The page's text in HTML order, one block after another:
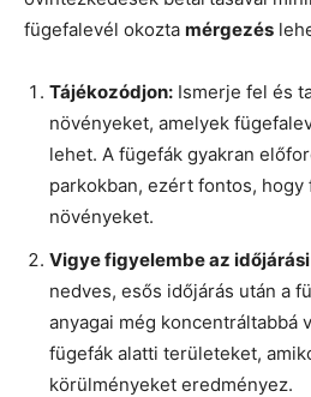
fügefalevél okozta mérgezés
Tájékozódjon: Ismerje fel és
növényeket, amelyek
lehet. A fügefák gyakran
parkokban, ezért fontos,
növényeket.
Vigye figyelembe az
nedves, esős időjárás után a
anyagai még koncentráltabbá
fügefák alatti területeket,
körülményeket eredményez.